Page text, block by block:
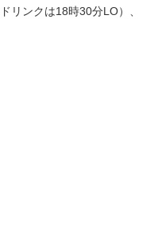
リンクは18時30分LO）、